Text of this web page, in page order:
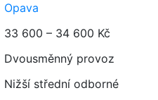
Opava
33 600 – 34 600 Kč
Dvousměnný provoz
Nižší střední odborné